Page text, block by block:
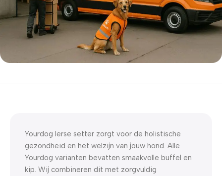
5% korting met code
Yourdog Ierse setter zorgt voor de holistische
gezondheid en het welzijn van jouw hond. Alle
Yourdog varianten bevatten smaakvolle buffel en
kip. Wij combineren dit met zorgvuldig